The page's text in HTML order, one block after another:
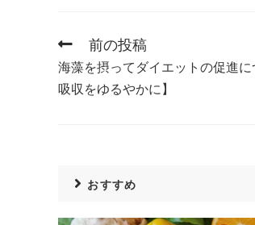
前の投稿
海藻を摂ってダイエットの促進
吸収をゆるやかに】
おすすめ